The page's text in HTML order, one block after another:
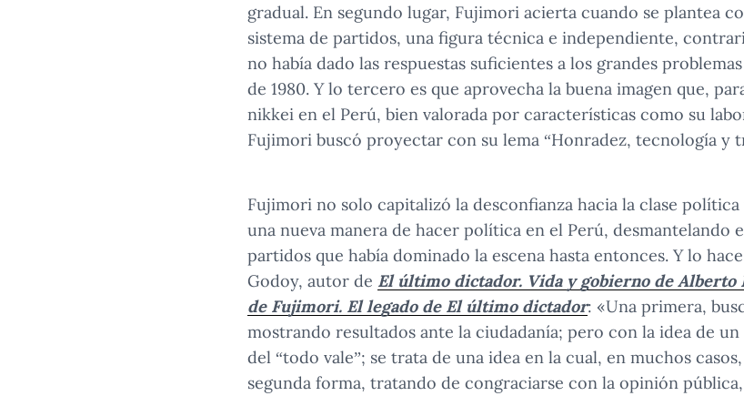
gradual. En segundo lugar, Fujimori acierta cuando se plantea
sistema de partidos, una figura técnica e independiente,
no había dado las respuestas suficientes a los grandes
de 1980. Y lo tercero es que aprovecha la buena imagen que,
nikkei en el Perú, bien valorada por características como su
Fujimori buscó proyectar con su lema “Honradez, tecnología y
Fujimori no solo capitalizó la desconfianza hacia la clase
una nueva manera de hacer política en el Perú, desmantelando
partidos que había dominado la escena hasta entonces. Y lo
Godoy, autor de El último dictador. Vida y gobierno de Alberto
de Fujimori. El legado de El último dictador: «Una primera,
mostrando resultados ante la ciudadanía; pero con la idea de
del “todo vale”; se trata de una idea en la cual, en muchos
segunda forma, tratando de congraciarse con la opinión